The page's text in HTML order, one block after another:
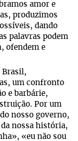
amor e
produzimos
dando
palavras podem
ofendem e
Brasil,
um confronto
e barbárie,
Por um
nosso governo,
nossa história,
«eu não sou